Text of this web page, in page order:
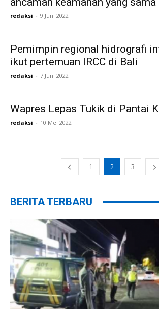
redaksi - 9 Juni 2022
Pemimpin regional hidrografi
ikut pertemuan IRCC di Bali
redaksi - 7 Juni 2022
Wapres Lepas Tukik di Pantai
redaksi - 10 Mei 2022
1 2 3
BERITA TERBARU